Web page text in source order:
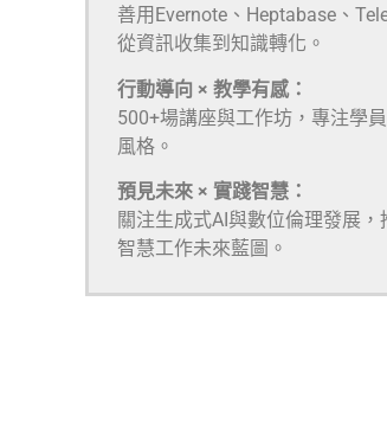
善用Evernote、Heptabase、
從資訊收集到知識轉化。
行動導向 × 教學有感：
500+場講座與工作坊，專注學
風格。
預見未來 × 實踐智慧：
關注生成式AI與數位倫理發展
智慧工作未來藍圖。